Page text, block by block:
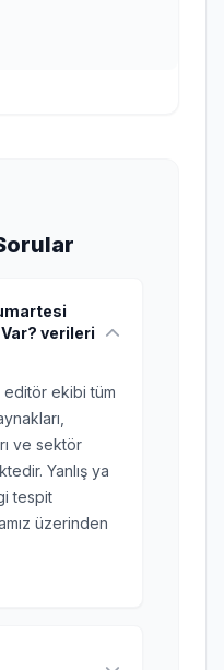
verileri
editör ekibi tüm
ve sektör
Yanlış ya
tespit
üzerinden